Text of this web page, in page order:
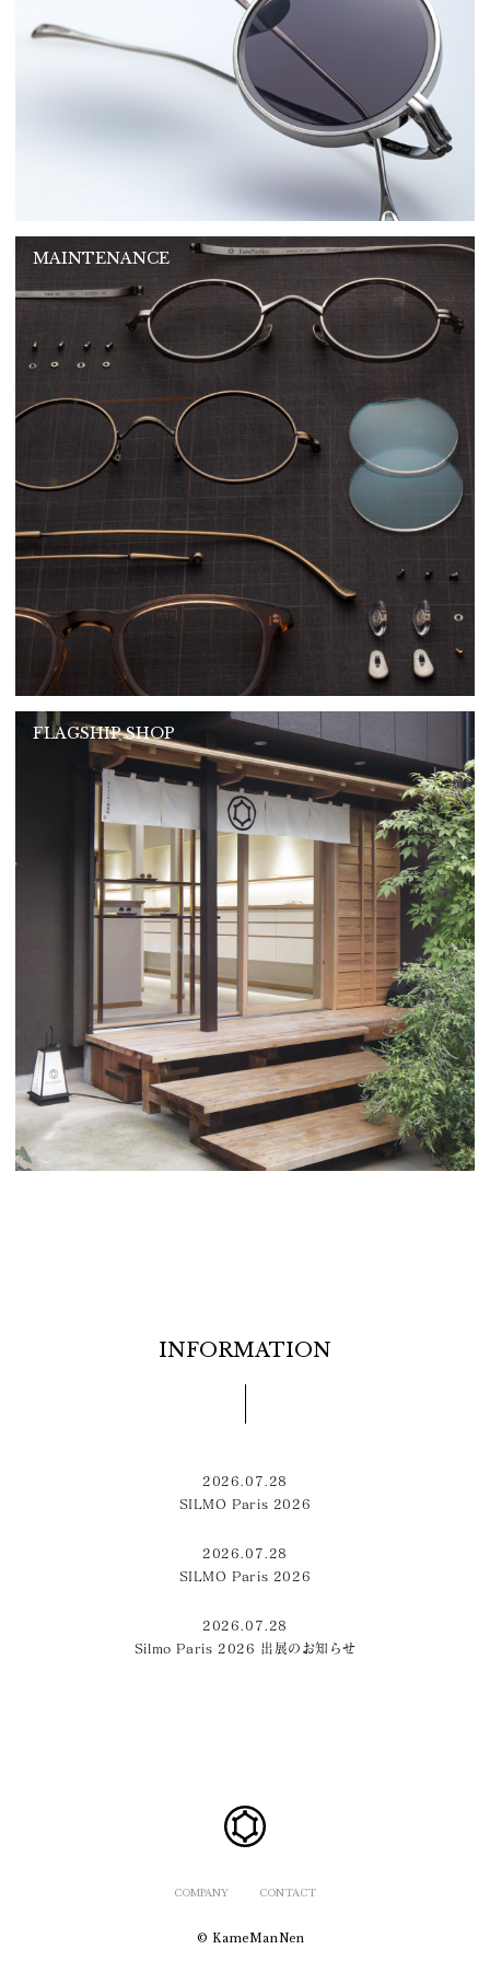
MAINTENANCE
FLAGSHIP SHOP
INFORMATION
2026.07.28
SILMO Paris 2026
2026.07.28
SILMO Paris 2026
2026.07.28
Silmo Paris 2026 出展のお知らせ
COMPANY CONTACT
© KameManNen